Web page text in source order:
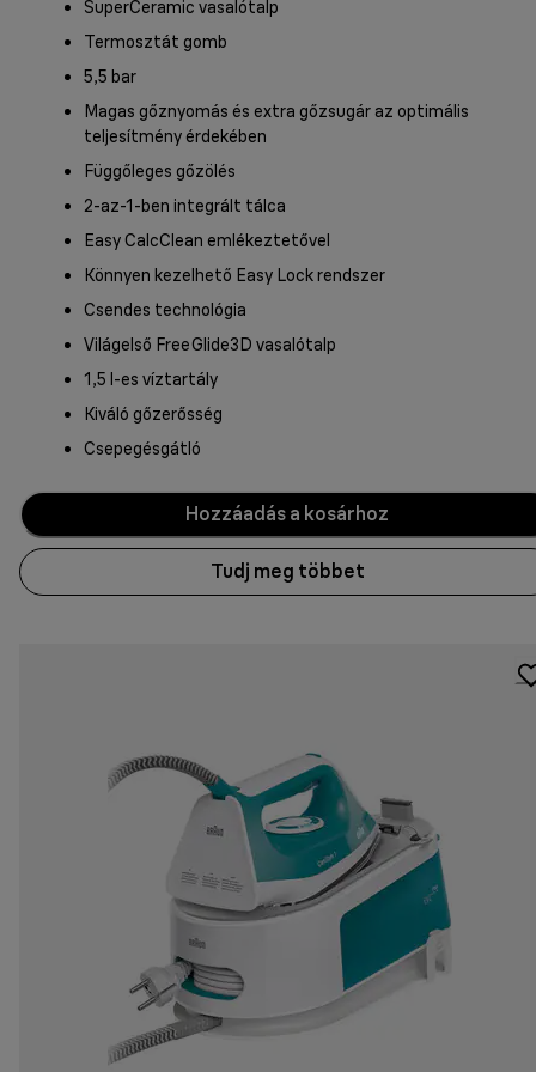
SuperCeramic vasalótalp
Termosztát gomb
5,5 bar
Magas gőznyomás és extra gőzsugár az optimális
teljesítmény érdekében
Függőleges gőzölés
2-az-1-ben integrált tálca
Easy CalcClean emlékeztetővel
Könnyen kezelhető Easy Lock rendszer
Csendes technológia
Világelső FreeGlide3D vasalótalp
1,5 l-es víztartály
Kiváló gőzerősség
Csepegésgátló
Hozzáadás a kosárhoz
Tudj meg többet